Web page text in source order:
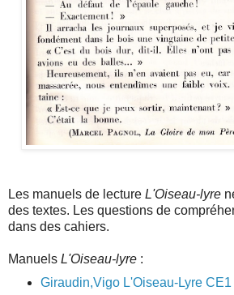
Les manuels de lecture L'Oiseau-lyre
des textes. Les questions de
dans des cahiers.
Manuels L'Oiseau-lyre :
Giraudin,Vigo L'Oiseau-Lyre CE1